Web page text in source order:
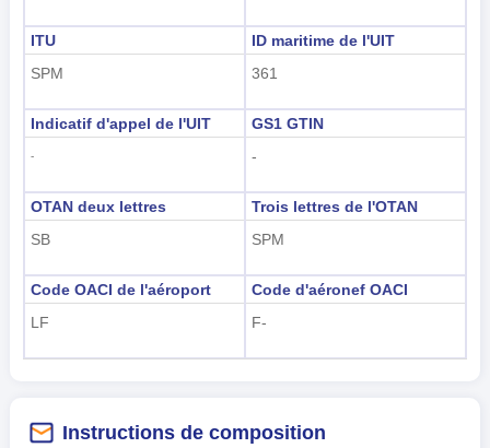
ITU
SPM
ID maritime de l'UIT
361
Indicatif d'appel de l'UIT
-
GS1 GTIN
-
OTAN deux lettres
SB
Trois lettres de l'OTAN
SPM
Code OACI de l'aéroport
LF
Code d'aéronef OACI
F-
Instructions de composition